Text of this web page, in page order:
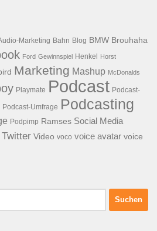
Marketing Bahn Blog BMW Brouhaha
Ford Gewinnspiel Henkel Horst
Marketing Mashup McDonalds
Playmate Podcast Podcast-
Podcast-Umfrage Podcasting
Podpimp Ramses Social Media
Twitter Video voco voice avatar voice